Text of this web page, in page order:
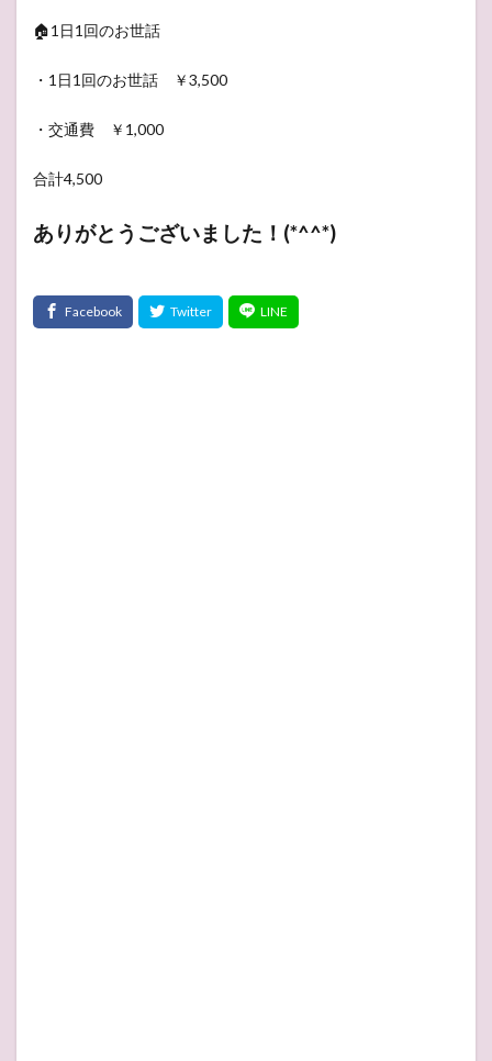
🏠1日1回のお世話
・1日1回のお世話 ￥3,500
・交通費 ￥1,000
合計4,500
ありがとうございました！(*^^*)